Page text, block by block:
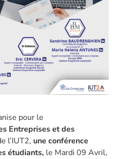
pour le
Entreprises et des
l’IUT2, une conférence
étudiants, le Mardi 09 Avril,